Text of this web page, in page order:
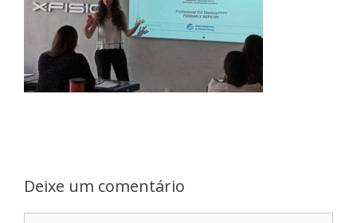
Deixe um comentário